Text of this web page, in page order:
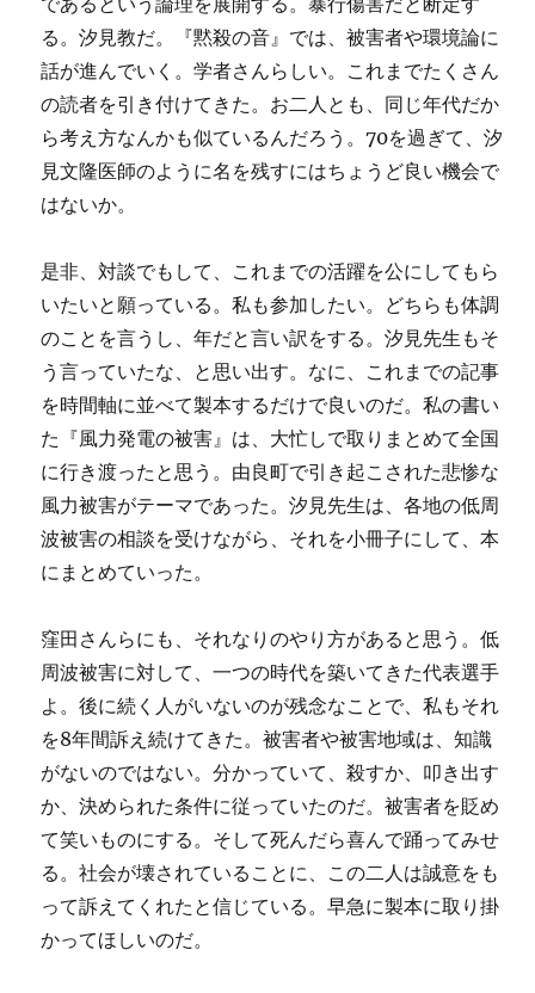
る。汐見教だ。『黙殺の音』では、被害者や環境論に
話が進んでいく。学者さんらしい。これまでたくさん
の読者を引き付けてきた。お二人とも、同じ年代だか
ら考え方なんかも似ているんだろう。70を過ぎて、汐
見文隆医師のように名を残すにはちょうど良い機会で
はないか。
是非、対談でもして、これまでの活躍を公にしてもら
いたいと願っている。私も参加したい。どちらも体調
のことを言うし、年だと言い訳をする。汐見先生もそ
う言っていたな、と思い出す。なに、これまでの記事
を時間軸に並べて製本するだけで良いのだ。私の書い
た『風力発電の被害』は、大忙しで取りまとめて全国
に行き渡ったと思う。由良町で引き起こされた悲惨な
風力被害がテーマであった。汐見先生は、各地の低周
波被害の相談を受けながら、それを小冊子にして、本
にまとめていった。
窪田さんらにも、それなりのやり方があると思う。低
周波被害に対して、一つの時代を築いてきた代表選手
よ。後に続く人がいないのが残念なことで、私もそれ
を8年間訴え続けてきた。被害者や被害地域は、知識
がないのではない。分かっていて、殺すか、叩き出す
か、決められた条件に従っていたのだ。被害者を貶め
て笑いものにする。そして死んだら喜んで踊ってみせ
る。社会が壊されていることに、この二人は誠意をも
って訴えてくれたと信じている。早急に製本に取り掛
かってほしいのだ。